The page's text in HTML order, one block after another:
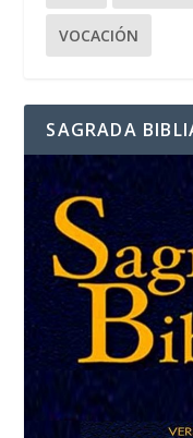
VOCACIÓN
SAGRADA